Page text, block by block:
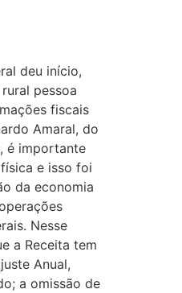
deu início,
pessoa
fiscais
Amaral, do
é importante
e isso foi
da economia
Nesse
a Receita tem
Anual,
a omissão de